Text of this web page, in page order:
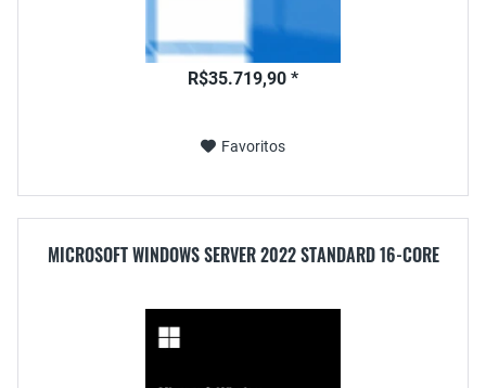
R$35.719,90 *
Favoritos
MICROSOFT WINDOWS SERVER 2022 STANDARD 16-CORE